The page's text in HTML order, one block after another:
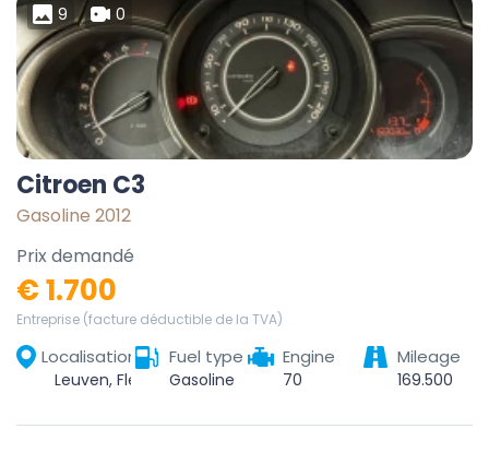
9 0
Citroen C3
Gasoline 2012
Prix demandé
€ 1.700
Entreprise (facture déductible de la TVA)
Localisation Fuel type
Gasoline
Engine
70
Mileage
169.500